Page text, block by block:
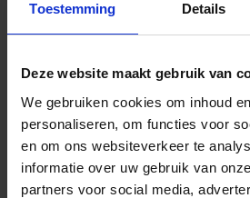
Toestemming Details
Deze website maakt gebruik van
We gebruiken cookies om inhoud
personaliseren, om functies voor
en om ons websiteverkeer te
informatie over uw gebruik van
partners voor social media,